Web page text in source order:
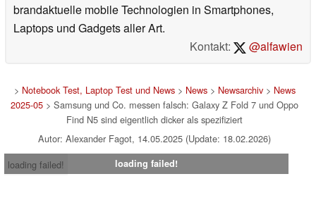
brandaktuelle mobile Technologien in Smartphones,
Laptops und Gadgets aller Art.
Kontakt:
@alfawien
> Notebook Test, Laptop Test und News> News> Newsarchiv> News
2025-05 > Samsung und Co. messen falsch: Galaxy Z Fold 7 und Oppo
Find N5 sind eigentlich dicker als spezifiziert
Autor: Alexander Fagot, 14.05.2025 (Update: 18.02.2026)
loading failed!
loading failed!